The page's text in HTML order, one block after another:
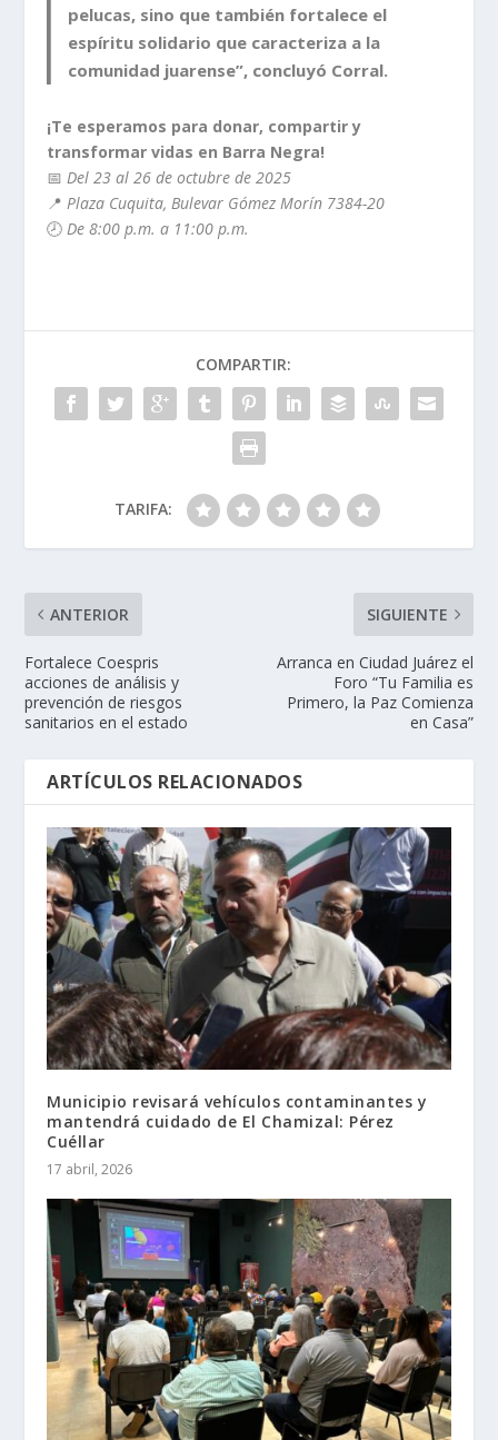
pelucas, sino que también fortalece el
espíritu solidario que caracteriza a la
comunidad juarense”, concluyó Corral.
¡Te esperamos para donar, compartir y
transformar vidas en Barra Negra!
📅Del 23 al 26 de octubre de 2025
📍Plaza Cuquita, Bulevar Gómez Morín 7384-20
🕗De 8:00 p.m. a 11:00 p.m.
COMPARTIR:
TARIFA:
ANTERIOR
Fortalece Coespris
acciones de análisis y
prevención de riesgos
sanitarios en el estado
SIGUIENTE
Arranca en Ciudad Juárez el
Foro “Tu Familia es
Primero, la Paz Comienza
en Casa”
ARTÍCULOS RELACIONADOS
Municipio revisará vehículos contaminantes y
mantendrá cuidado de El Chamizal: Pérez
Cuéllar
17 abril, 2026